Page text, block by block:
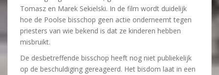
Tomasz en Marek Sekielski. In de film wordt duidelijk
hoe de Poolse bisschop geen actie onderneemt tegen
priesters van wie bekend is dat ze kinderen hebben
misbruikt.
De desbetreffende bisschop heeft nog niet publiekelijk
op de beschuldiging gereageerd. Het bisdom laat in een